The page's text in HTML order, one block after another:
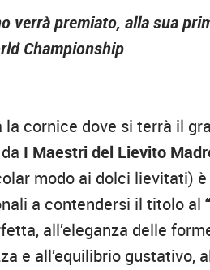
verrà premiato, alla sua
Championship
cornice dove si terrà il
I Maestri del Lievito
modo ai dolci lievitati) è
a contendersi il titolo al
all’eleganza delle
e all’equilibrio gustativo,